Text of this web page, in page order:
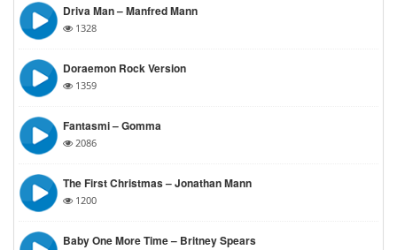
Driva Man – Manfred Mann
1328
Doraemon Rock Version
1359
Fantasmi – Gomma
2086
The First Christmas – Jonathan Mann
1200
Baby One More Time – Britney Spears